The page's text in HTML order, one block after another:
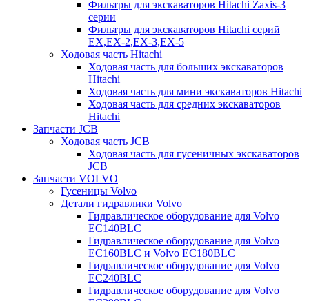
Фильтры для экскаваторов Hitachi Zaxis-3
серии
Фильтры для экскаваторов Hitachi серий
EX,EX-2,EX-3,EX-5
Ходовая часть Hitachi
Ходовая часть для больших экскаваторов
Hitachi
Ходовая часть для мини экскаваторов Hitachi
Ходовая часть для средних экскаваторов
Hitachi
Запчасти JCB
Ходовая часть JCB
Ходовая часть для гусеничных экскаваторов
JCB
Запчасти VOLVO
Гусеницы Volvo
Детали гидравлики Volvo
Гидравлическое оборудование для Volvo
EC140BLC
Гидравлическое оборудование для Volvo
EC160BLC и Volvo EC180BLC
Гидравлическое оборудование для Volvo
EC240BLC
Гидравлическое оборудование для Volvo